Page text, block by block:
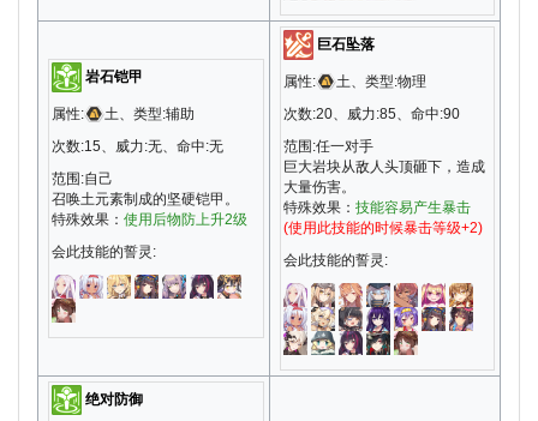
岩石铠甲
属性:
土、类型:辅助
次数:15、威力:无、命中:无
范围:自己
召唤土元素制成的坚硬铠甲。
特殊效果： 使用后物防上升2级
会此技能的誓灵:
巨石坠落
属性:
土、类型:物理
次数:20、威力:85、命中:90
范围:任一对手
巨大岩块从敌人头顶砸下，造成
大量伤害。
特殊效果： 技能容易产生暴击
(使用此技能的时候暴击等级+2)
会此技能的誓灵:
绝对防御